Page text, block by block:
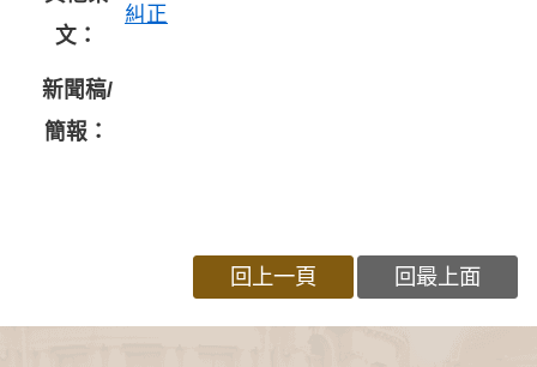
文：
糾正
新聞稿/
簡報：
回上一頁 回最上面